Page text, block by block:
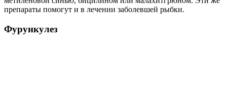
препараты помогут и в лечении заболевшей рыбки.
Фурункулез